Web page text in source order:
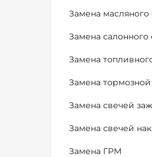
Замена масляного
Замена салонного
Замена
Замена
Замена свечей
Замена свечей
Замена ГРМ